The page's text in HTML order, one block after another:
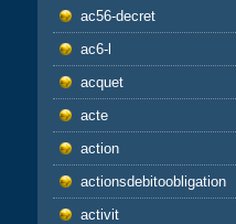
ac56-decret
ac6-l
acquet
acte
action
actionsdebitoobligation
activit